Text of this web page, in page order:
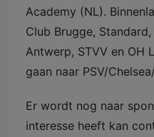
Academy (NL).
Club Brugge, Standard,
Antwerp, STVV en OH
gaan naar PSV/
Er wordt nog naar
interesse heeft kan